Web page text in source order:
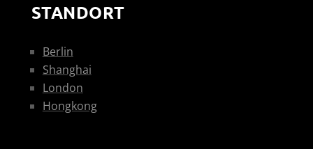
STANDORT
Berlin
Shanghai
London
Hongkong